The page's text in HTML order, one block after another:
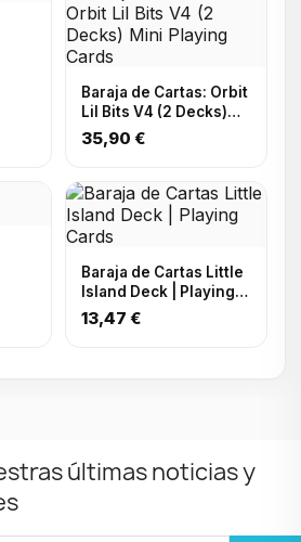
Baraja de Cartas: Orbit
Lil Bits V4 (2 Decks)
Mini Playing Cards
35,90 €
Baraja de Cartas Little
Island Deck | Playing
Cards
13,47 €
últimas noticias y